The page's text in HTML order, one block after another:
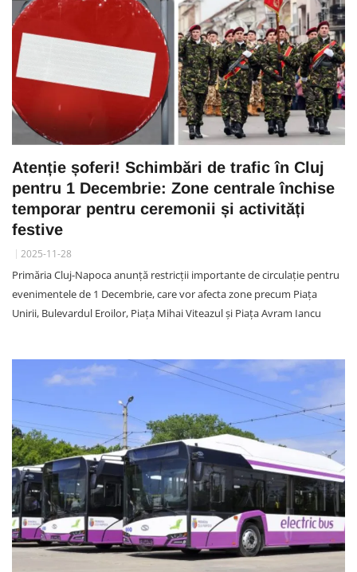
Atenție șoferi! Schimbări de trafic în Cluj
pentru 1 Decembrie: Zone centrale închise
temporar pentru ceremonii și activități
festive
2025-11-28
Primăria Cluj-Napoca anunță restricții importante de circulație pentru
evenimentele de 1 Decembrie, care vor afecta zone precum Piața
Unirii, Bulevardul Eroilor, Piața Mihai Viteazul și Piața Avram Iancu